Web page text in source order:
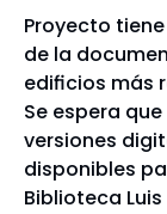
Proyecto
de la
edificios más
Se espera
versiones
disponibles
Biblioteca